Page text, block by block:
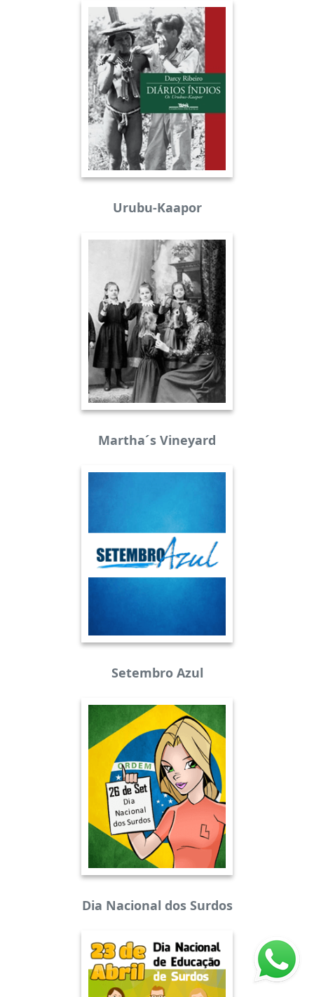
Urubu-Kaapor
Martha´s Vineyard
Setembro Azul
Dia Nacional dos Surdos